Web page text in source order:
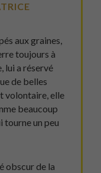
aux graines,
toujours à
lui a réservé
de belles
volontaire, elle
beaucoup
tourne un peu
obscur de la